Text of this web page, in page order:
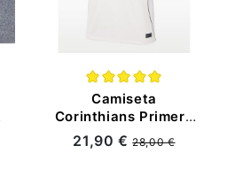
Camiseta
Corinthians Primera
Equipación
2026/2027 Blanco
21,90 €28,00 €